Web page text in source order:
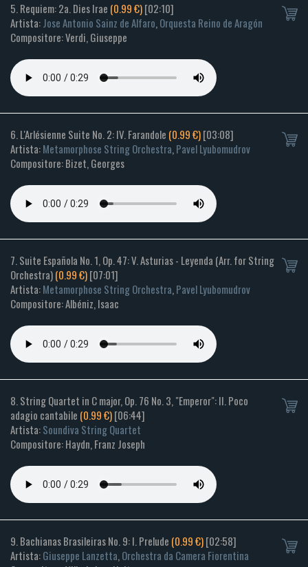
5. Requiem: 2a. Dies Irae (0.99 €)[02:10]
Artista:Jose Antonio Sainz de Alfaro,Orquesta Reino de Aragón
Compositore: Verdi, Giuseppe
6. L'Arlésienne Suite No. 2: IV. Farandole (0.99 €)[03:08]
Artista:Metamorphose String Orchestra,Pavel Lyubomudrov
Compositore: Bizet, Georges
7. Suite Española No. 1, Op. 47: V. Asturias - Leyenda (Arr. for String
Orchestra)(0.99 €)[07:01]
Artista:Metamorphose String Orchestra,Pavel Lyubomudrov
Compositore: Albéniz, Isaac
8. String Quartet in C major, Op. 76 No. 3, "Emperor": II. Poco
adagio cantabile (0.99 €)[06:44]
Artista:Soundiva String Quartet
Compositore: Haydn, Franz Joseph
9. Bachianas Brasileiras No. 9: I. Prelude (0.99 €)[02:58]
Artista:Giuseppe Lanzetta,Orchestra da Camera Fiorentina